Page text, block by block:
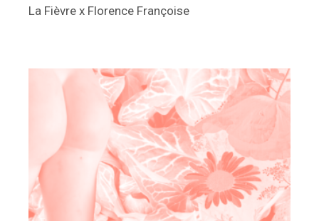
La Fièvre x Florence Françoise